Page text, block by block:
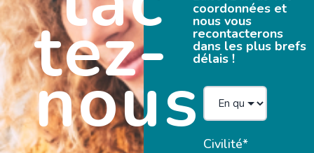
tez-
nous
coordonnées et
nous vous
recontacterons
dans les plus brefs
délais !
Civilité*